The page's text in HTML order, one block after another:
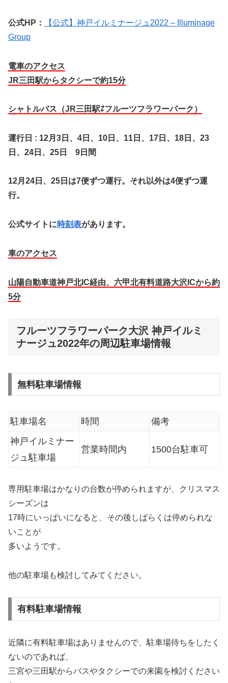
公式HP：
【公式】神戸イルミナージュ2022 – Illuminage
Group
電車のアクセス
JR三田駅からタクシーで約15分
シャトルバス（JR三田駅⇄フルーツフラワーパーク）
運行日 : 12月 3 日、 4 日、 10 日、 11 日、 17 日、 18 日、 23
日、 24 日、 25 日 9 日間
12月24日、25日は7便ずつ運行。それ以外は4便ずつ運
行。
公式サイトに時刻表があります。
車のアクセス
山陽自動車道神戸北IC経由、六甲北有料道路大沢ICから約
5分
フルーツフラワーパーク大沢 神戸イルミ
ナージュ2022年の周辺駐車場情報
無料駐車場情報
駐車場名 時間
備考
神戸イルミナー
ジュ駐車場
営業時間内 1500台駐車可
専用駐車場はかなりの台数が停められますが、クリスマス
シーズンは
17時にいっぱいになると、その後しばらくは停められな
いことが
多いようです。
他の駐車場も検討してみてください。
有料駐車場情報
近隣に有料駐車場はありませんので、駐車場待ちをしたく
ないのであれば、
三宮や三田駅からバスやタクシーでの来園を検討ください